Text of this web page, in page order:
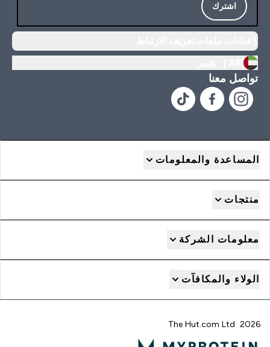
اشترك
تواصل معنا
المساعدة والمعلومات
منتجات
معلومات الشركة
الولاء والمكافآت
2026 The Hut.com Ltd